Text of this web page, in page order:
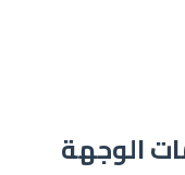
الوجهة